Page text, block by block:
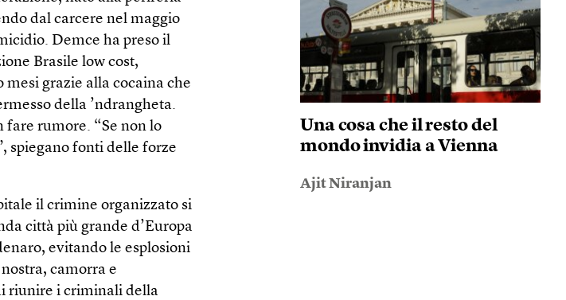
dal carcere nel maggio
Demce ha preso il
Brasile low cost,
grazie alla cocaina che
della ’ndrangheta.
rumore. “Se non lo
spiegano fonti delle forze
il crimine organizzato si
città più grande d’Europa
evitando le esplosioni
camorra e
riunire i criminali della
Una cosa che il resto del
mondo invidia a Vienna
Ajit Niranjan